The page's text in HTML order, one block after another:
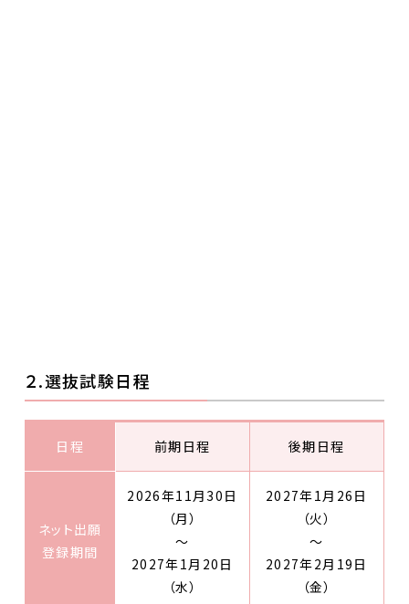
２.選抜試験日程
日程 前期日程 後期日程
ネット出願
登録期間
2026年11月30日
（月）
～
2027年1月20日
（水）
2027年1月26日
（火）
～
2027年2月19日
（金）